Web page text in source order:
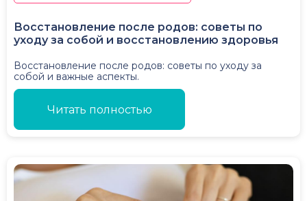
Восстановление после родов: советы по
уходу за собой и восстановлению здоровья
Восстановление после родов: советы по уходу за
собой и важные аспекты.
Читать полностью